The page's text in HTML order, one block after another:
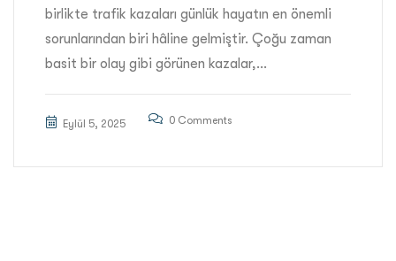
birlikte trafik kazaları günlük hayatın en önemli
sorunlarından biri hâline gelmiştir. Çoğu zaman
basit bir olay gibi görünen kazalar,...
Eylül 5, 2025 0 Comments